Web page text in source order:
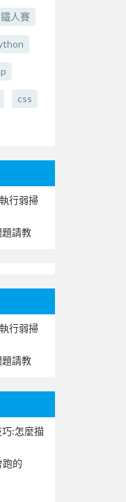
人賽
css
行弱掃
請教
行弱掃
請教
巧:怎麼描
跑的